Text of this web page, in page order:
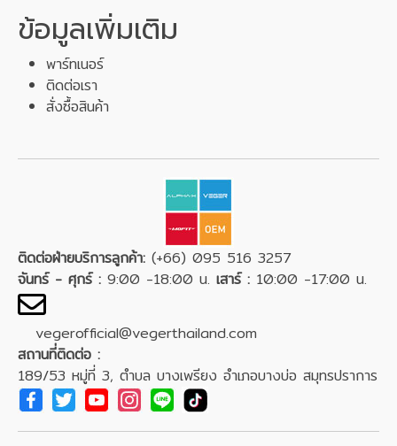
ข้อมูลเพิ่มเติม
พาร์ทเนอร์
ติดต่อเรา
สั่งซื้อสินค้า
ติดต่อฝ่ายบริการลูกค้า: (+66) 095 516 3257
จันทร์ - ศุกร์ : 9:00 -18:00 น. เสาร์ : 10:00 -17:00 น.
vegerofficial@vegerthailand.com
สถานที่ติดต่อ :
189/53 หมู่ที่ 3, ตำบล บางเพรียง อำเภอบางบ่อ สมุทรปราการ